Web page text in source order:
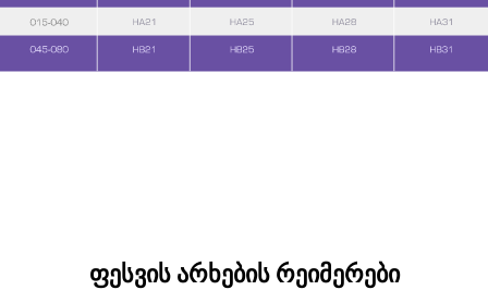
ფესვის არხების რეიმერები